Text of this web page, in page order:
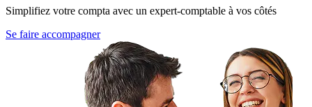
Simplifiez votre compta avec un expert-comptable à vos côtés
Se faire accompagner